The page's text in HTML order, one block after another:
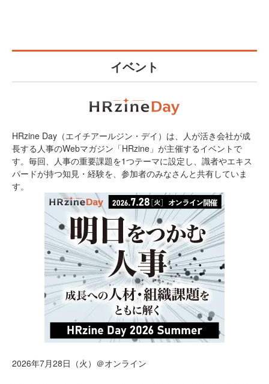
イベント
HRzine Day（エイチアールジン・デイ）は、人が活き会社が成
長する人事のWebマガジン「HRzine」が主催するイベントで
す。毎回、人事の重要課題を1つテーマに設定し、識者やエキス
パードが持つ知見・経験を、参加者のみなさんと共有していま
す。
2026年7月28日（火）＠オンライン